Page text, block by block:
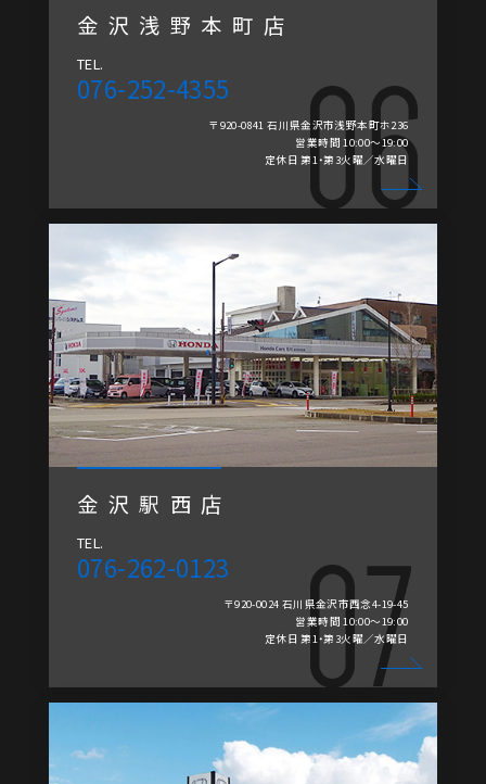
金沢浅野本町店
TEL.
076-252-4355
〒920-0841 石川県金沢市浅野本町ホ236
営業時間 10:00～19:00
定休日 第1・第3火曜／水曜日
金沢駅西店
TEL.
076-262-0123
〒920-0024 石川県金沢市西念4-19-45
営業時間 10:00～19:00
定休日 第1・第3火曜／水曜日